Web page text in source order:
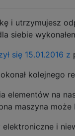
i utrzymujesz
siebie
się 15.01.2016 z
kolejnego
elementów na
maszyna
i